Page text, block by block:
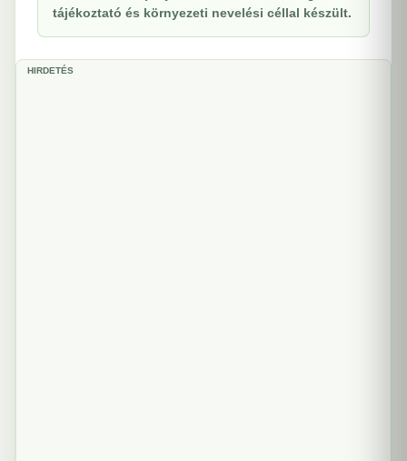
tájékoztató és környezeti nevelési céllal készült.
HIRDETÉS